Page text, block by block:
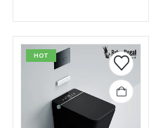
HOT